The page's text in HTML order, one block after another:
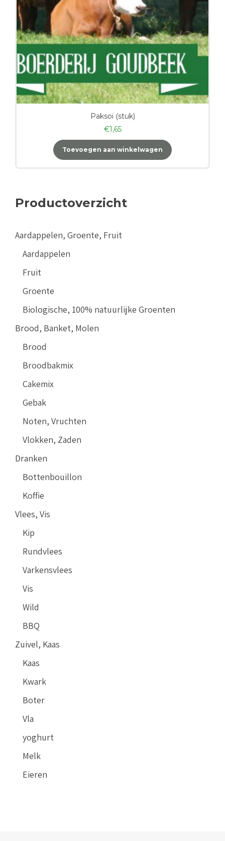
Paksoi (stuk)
€1,65
Toevoegen aan winkelwagen
Productoverzicht
Aardappelen, Groente, Fruit
Aardappelen
Fruit
Groente
Biologische, 100% natuurlijke Groenten
Brood, Banket, Molen
Brood
Broodbakmix
Cakemix
Gebak
Noten, Vruchten
Vlokken, Zaden
Dranken
Bottenbouillon
Koffie
Vlees, Vis
Kip
Rundvlees
Varkensvlees
Vis
Wild
BBQ
Zuivel, Kaas
Kaas
Kwark
Boter
Vla
yoghurt
Melk
Eieren